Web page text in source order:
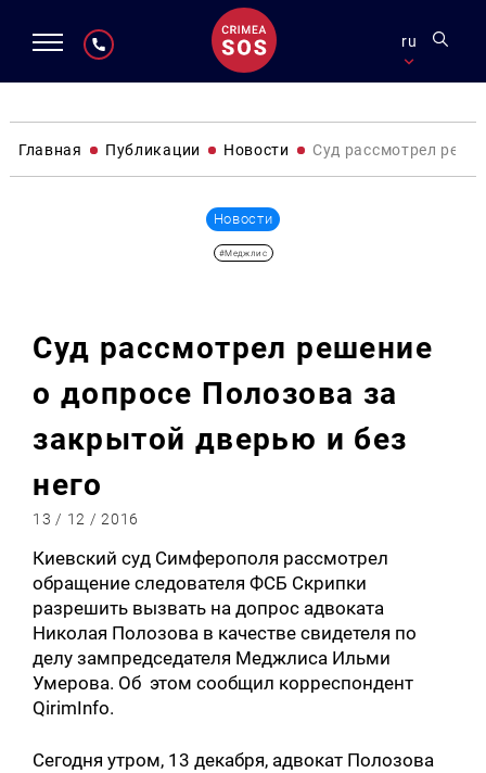
ru
Главная Публикации Новости Суд рассмотрел
Новости
#Меджлис
Суд рассмотрел решение
о допросе Полозова за
закрытой дверью и без
него
13 / 12 / 2016
Киевский суд Симферополя рассмотрел
обращение следователя ФСБ Скрипки
разрешить вызвать на допрос адвоката
Николая Полозова в качестве свидетеля по
делу зампредседателя Меджлиса Ильми
Умерова. Об этом сообщил корреспондент
QirimInfo.
Сегодня утром, 13 декабря, адвокат Полозова